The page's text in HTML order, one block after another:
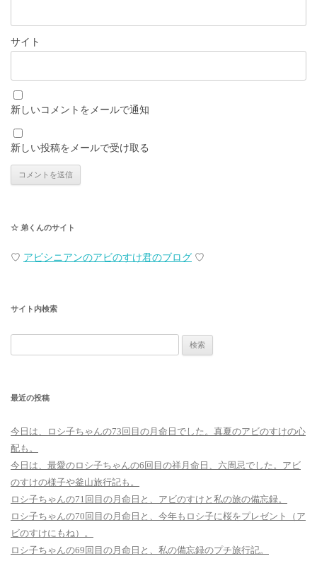
サイト
新しいコメントをメールで通知
新しい投稿をメールで受け取る
☆ 弟くんのサイト
♡ アビシニアンのアビのすけ君のブログ ♡
サイト内検索
索:
最近の投稿
今日は、ロシ子ちゃんの73回目の月命日でした。真夏のアビのすけの心
配も。
今日は、最愛のロシ子ちゃんの6回目の祥月命日、六周忌でした。アビ
のすけの様子や釜山旅行記も。
ロシ子ちゃんの71回目の月命日と、アビのすけと私の旅の備忘録。
ロシ子ちゃんの70回目の月命日と、今年もロシ子に桜をプレゼント（ア
ビのすけにもね）。
ロシ子ちゃんの69回目の月命日と、私の備忘録のプチ旅行記。